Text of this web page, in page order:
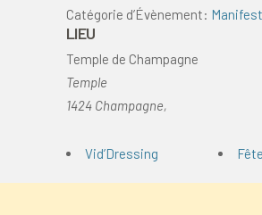
Catégorie d’Évènement:
LIEU
Temple de Champagne
Temple
1424 Champagne,
Vid’Dressing